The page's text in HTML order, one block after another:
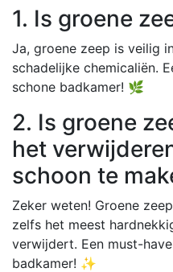
1. Is groene
Ja, groene zeep is veilig
schadelijke chemicaliën.
schone badkamer! 🌿
2. Is groene
het
schoon te
Zeker weten! Groene
zelfs het meest
verwijdert. Een must-
badkamer! ✨